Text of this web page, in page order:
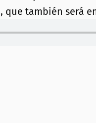
también será